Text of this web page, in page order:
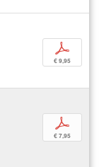
p
€ 9,95
p
€ 7,95